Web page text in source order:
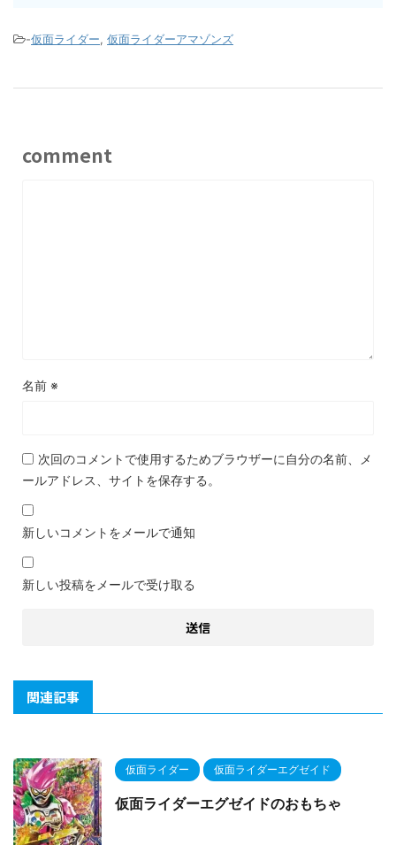
-仮面ライダー, 仮面ライダーアマゾンズ
comment
名前 ※
次回のコメントで使用するためブラウザーに自分の名前、メ
ールアドレス、サイトを保存する。
新しいコメントをメールで通知
新しい投稿をメールで受け取る
関連記事
仮面ライダー 仮面ライダーエグゼイド
仮面ライダーエグゼイドのおもちゃ